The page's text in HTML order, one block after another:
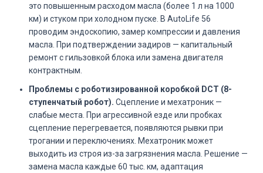
это повышенным расходом масла (более 1 л на 1000
км) и стуком при холодном пуске. В AutoLife 56
проводим эндоскопию, замер компрессии и давления
масла. При подтверждении задиров — капитальный
ремонт с гильзовкой блока или замена двигателя
контрактным.
Проблемы с роботизированной коробкой DCT (8-
ступенчатый робот). Сцепление и мехатроник —
слабые места. При агрессивной езде или пробках
сцепление перегревается, появляются рывки при
трогании и переключениях. Мехатроник может
выходить из строя из-за загрязнения масла. Решение —
замена масла каждые 60 тыс. км, адаптация